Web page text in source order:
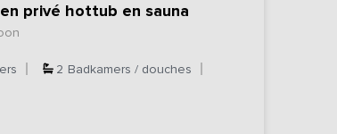
privé hottub en sauna
2 Badkamers / douches